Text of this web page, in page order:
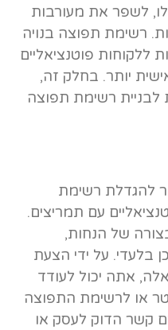
לשפר את מעורבות
רשימת תפוצה בנויה
פוטנציאליים
יותר. בחלק זה,
לבניית רשימת תפוצה
להגדלת רשימת
עם תמריצים.
של הנחות,
בלעדי. על ידי הצעת
אתה יכול לעודד
או לרשימת התפוצה
קשר הדוק לעסק או